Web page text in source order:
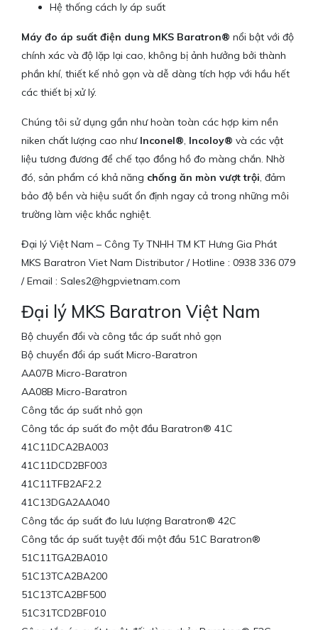
Hệ thống cách ly áp suất
Máy đo áp suất điện dung MKS Baratron® nổi bật với độ
chính xác và độ lặp lại cao, không bị ảnh hưởng bởi thành
phần khí, thiết kế nhỏ gọn và dễ dàng tích hợp với hầu hết
các thiết bị xử lý.
Chúng tôi sử dụng gần như hoàn toàn các hợp kim nền
niken chất lượng cao như Inconel®, Incoloy® và các vật
liệu tương đương để chế tạo đồng hồ đo màng chắn. Nhờ
đó, sản phẩm có khả năng chống ăn mòn vượt trội, đảm
bảo độ bền và hiệu suất ổn định ngay cả trong những môi
trường làm việc khắc nghiệt.
Đại lý Việt Nam – Công Ty TNHH TM KT Hưng Gia Phát
MKS Baratron Viet Nam Distributor / Hotline : 0938 336 079
/ Email : Sales2@hgpvietnam.com
Đại lý MKS Baratron Việt Nam
Bộ chuyển đổi và công tắc áp suất nhỏ gọn
Bộ chuyển đổi áp suất Micro-Baratron
AA07B Micro-Baratron
AA08B Micro-Baratron
Công tắc áp suất nhỏ gọn
Công tắc áp suất đo một đầu Baratron® 41C
41C11DCA2BA003
41C11DCD2BF003
41C11TFB2AF2.2
41C13DGA2AA040
Công tắc áp suất đo lưu lượng Baratron® 42C
Công tắc áp suất tuyệt đối một đầu 51C Baratron®
51C11TGA2BA010
51C13TCA2BA200
51C13TCA2BF500
51C31TCD2BF010